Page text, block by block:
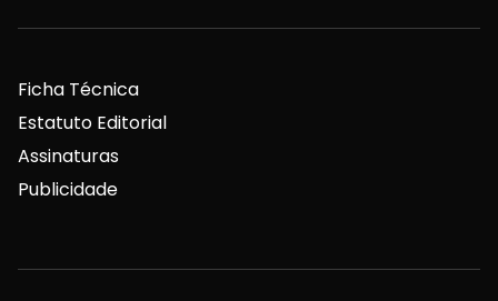
Ficha Técnica
Estatuto Editorial
Assinaturas
Publicidade